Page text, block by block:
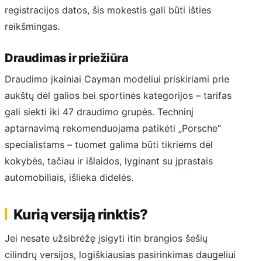
registracijos datos, šis mokestis gali būti išties
reikšmingas.
Draudimas ir priežiūra
Draudimo įkainiai Cayman modeliui priskiriami prie
aukštų dėl galios bei sportinės kategorijos – tarifas
gali siekti iki 47 draudimo grupės. Techninį
aptarnavimą rekomenduojama patikėti „Porsche“
specialistams – tuomet galima būti tikriems dėl
kokybės, tačiau ir išlaidos, lyginant su įprastais
automobiliais, išlieka didelės.
Kurią versiją rinktis?
Jei nesate užsibrėžę įsigyti itin brangios šešių
cilindrų versijos, logiškiausias pasirinkimas daugeliui